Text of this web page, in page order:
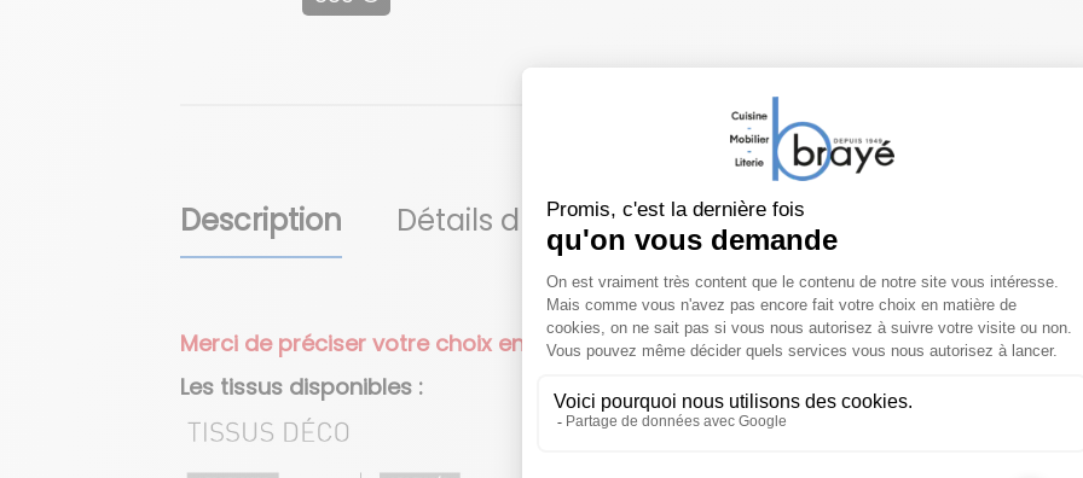
Tête de lit Lisbonne
Description Détails du produit À propos de ANDRÉ
Merci de préciser votre choix en termes de tissus déco et d'options en
Les tissus disponibles :